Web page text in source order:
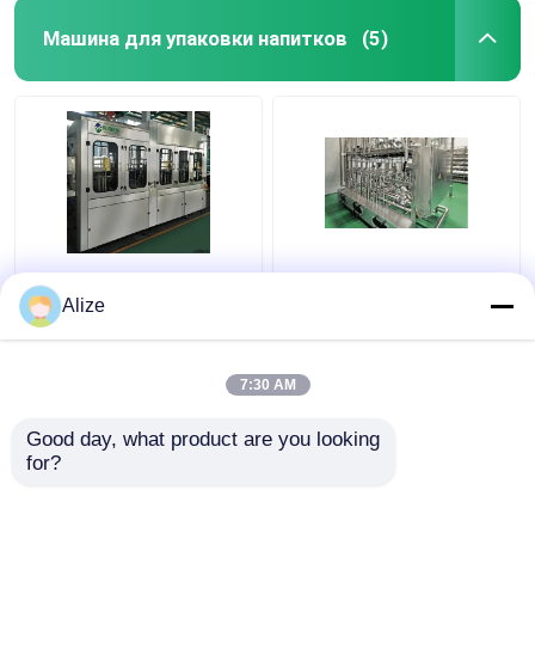
Машина для упаковки напитков (5)
BGF32-8
Автоматическая
машина для упаковки
бутылок с функцией
контактные
Ультрачистая
(асептическая) линия
контактные
Alize
7:30 AM
Good day, what product are you looking
for?